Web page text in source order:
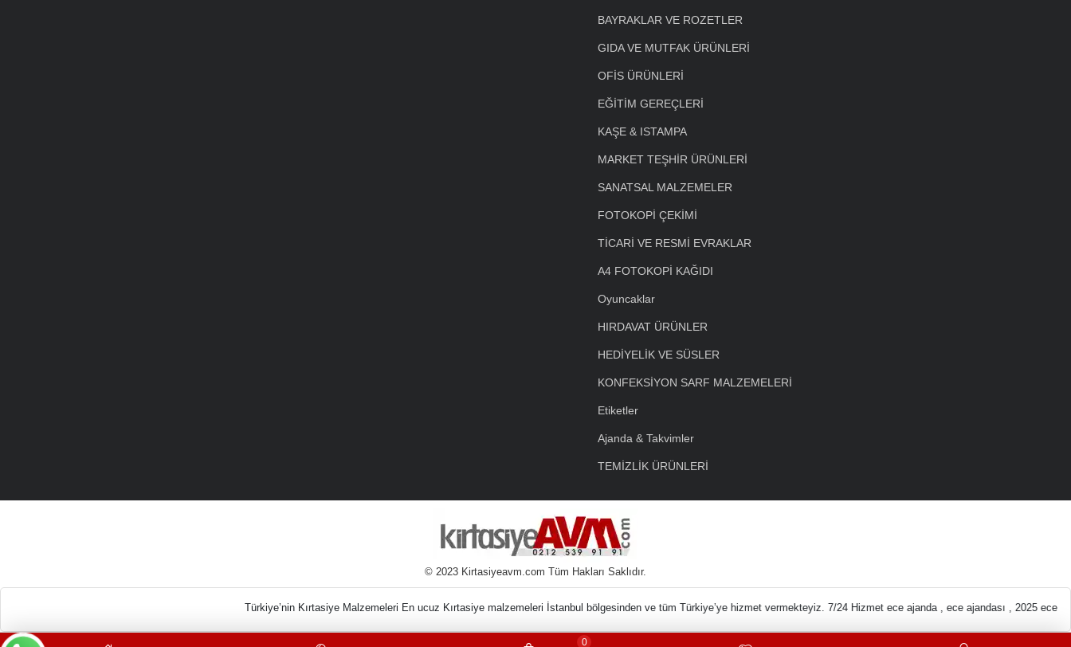
BAYRAKLAR VE ROZETLER
GIDA VE MUTFAK ÜRÜNLERİ
OFİS ÜRÜNLERİ
EĞİTİM GEREÇLERİ
KAŞE & ISTAMPA
MARKET TEŞHİR ÜRÜNLERİ
SANATSAL MALZEMELER
FOTOKOPİ ÇEKİMİ
TİCARİ VE RESMİ EVRAKLAR
A4 FOTOKOPİ KAĞIDI
Oyuncaklar
HIRDAVAT ÜRÜNLER
HEDİYELİK VE SÜSLER
KONFEKSİYON SARF MALZEMELERİ
Etiketler
Ajanda & Takvimler
TEMİZLİK ÜRÜNLERİ
© 2023 Kirtasiyeavm.com Tüm Hakları Saklıdır.
Türkiye’nin Kırtasiye Malzemeleri En ucuz
0